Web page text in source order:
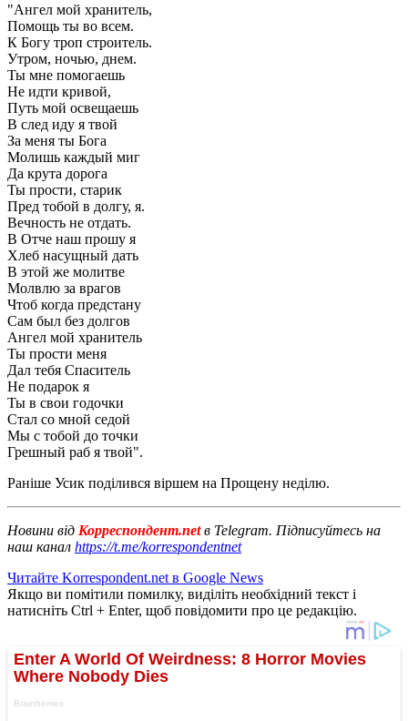
"Ангел мой хранитель,
Помощь ты во всем.
К Богу троп строитель.
Утром, ночью, днем.
Ты мне помогаешь
Не идти кривой,
Путь мой освещаешь
В след иду я твой
За меня ты Бога
Молишь каждый миг
Да крута дорога
Ты прости, старик
Пред тобой в долгу, я.
Вечность не отдать.
В Отче наш прошу я
Хлеб насущный дать
В этой же молитве
Молвлю за врагов
Чтоб когда предстану
Сам был без долгов
Ангел мой хранитель
Ты прости меня
Дал тебя Спаситель
Не подарок я
Ты в свои годочки
Стал со мной седой
Мы с тобой до точки
Грешный раб я твой".
Раніше Усик поділився віршем на Прощену неділю.
Новини від Корреспондент.netв Telegram. Підписуйтесь на
наш канал https://t.me/korrespondentnet
Читайте Korrespondent.net в Google News
Якщо ви помітили помилку, виділіть необхідний текст і
натисніть Ctrl + Enter, щоб повідомити про це редакцію.